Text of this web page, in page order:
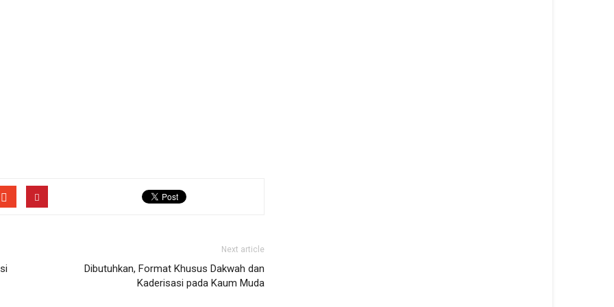
Next article
Dibutuhkan, Format Khusus Dakwah dan
Kaderisasi pada Kaum Muda